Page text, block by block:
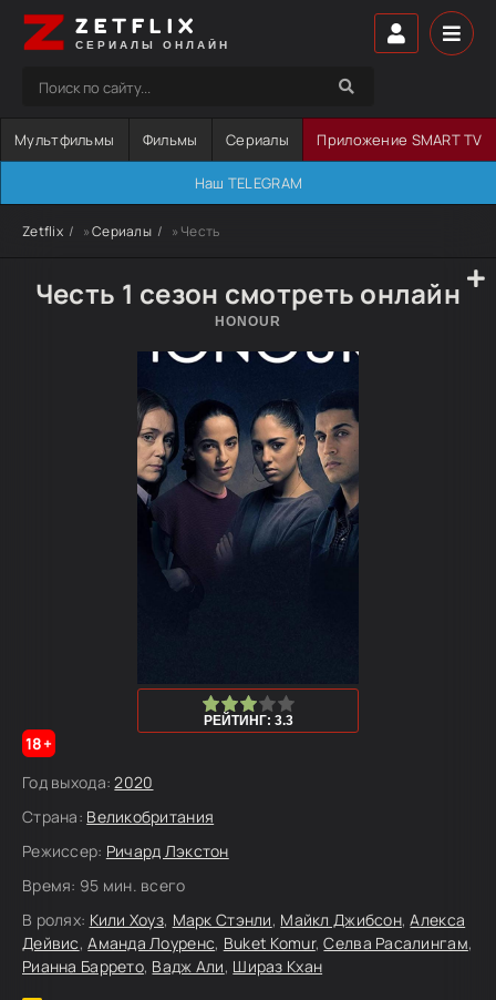
ZETFLIX
СЕРИАЛЫ ОНЛАЙН
Мультфильмы Фильмы Сериалы Приложение SMART TV
Наш TELEGRAM
Zetflix »Сериалы » Честь
Честь 1 сезон смотреть онлайн
HONOUR
4
5
РЕЙТИНГ: 3.3
18+
Год выхода: 2020
Страна: Великобритания
Режиссер: Ричард Лэкстон
Время: 95 мин. всего
В ролях: Кили Хоуз, Марк Стэнли, Майкл Джибсон,Алекса
Дейвис,Аманда Лоуренс, Buket Komur,Селва Расалингам,
Рианна Баррето, Вадж Али, Шираз Кхан